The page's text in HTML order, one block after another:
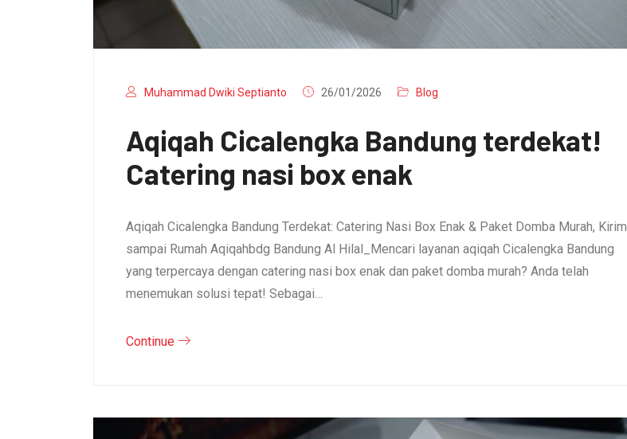
Muhammad Dwiki Septianto 26/01/2026 Blog
Aqiqah Cicalengka Bandung terdekat!
Catering nasi box enak
Aqiqah Cicalengka Bandung Terdekat: Catering Nasi Box Enak & Paket Domba Murah, Kirim
sampai Rumah Aqiqahbdg Bandung Al Hilal_Mencari layanan aqiqah Cicalengka Bandung
yang terpercaya dengan catering nasi box enak dan paket domba murah? Anda telah
menemukan solusi tepat! Sebagai…
Continue